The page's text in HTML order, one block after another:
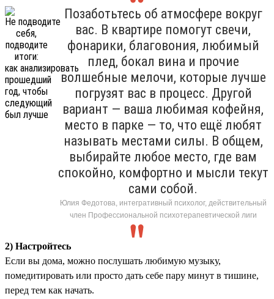
Позаботьтесь об атмосфере вокруг
вас. В квартире помогут свечи,
фонарики, благовония, любимый
плед, бокал вина и прочие
волшебные мелочи, которые лучше
погрузят вас в процесс. Другой
вариант — ваша любимая кофейня,
место в парке — то, что ещё любят
называть местами силы. В общем,
выбирайте любое место, где вам
спокойно, комфортно и мысли текут
сами собой.
Юлия Федотова, интегративный психолог, действительный
член Профессиональной психотерапевтической лиги
2) Настройтесь
Если вы дома, можно послушать любимую музыку,
помедитировать или просто дать себе пару минут в тишине,
перед тем как начать.